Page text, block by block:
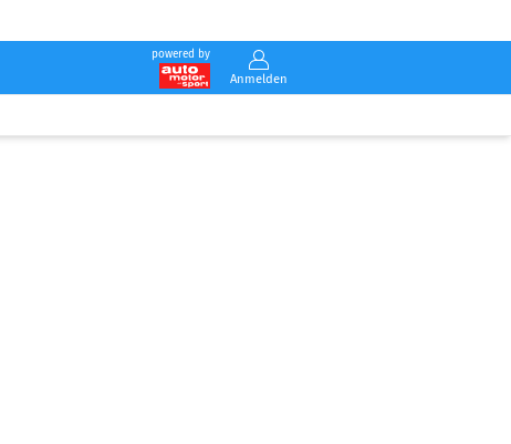
powered by
Anmelden